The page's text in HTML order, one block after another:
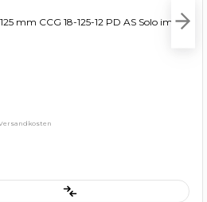
mm CCG 18-125-12 PD AS Solo im